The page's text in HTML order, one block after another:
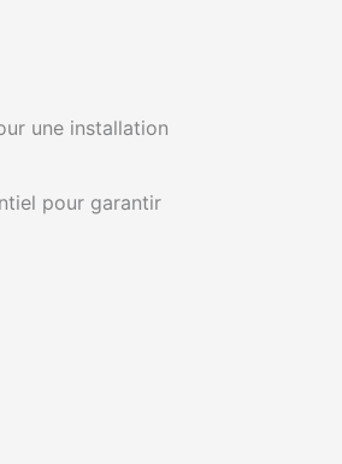
une installation
pour garantir